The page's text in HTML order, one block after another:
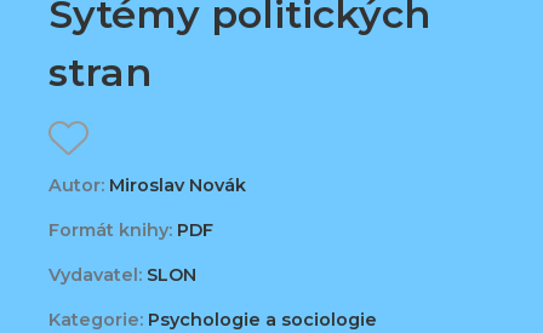
Sytémy politických
stran
Autor: Miroslav Novák
Formát knihy: PDF
Vydavatel: SLON
Kategorie: Psychologie a sociologie